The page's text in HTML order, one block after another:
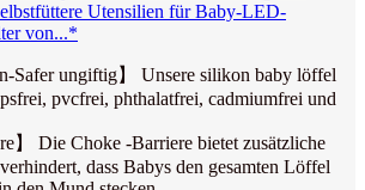
Utensilien für Baby-LED-
von...*
Safer ungiftig】 Unsere silikon baby löffel
pvcfrei, phthalatfrei, cadmiumfrei und
】 Die Choke -Barriere bietet zusätzliche
dass Babys den gesamten Löffel